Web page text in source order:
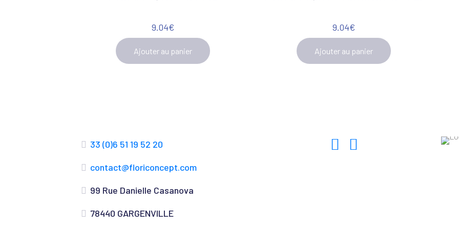
9.04€
Ajouter au panier
9.04€
Ajouter au panier
33 (0)6 51 19 52 20
contact@floriconcept.com
99 Rue Danielle Casanova
78440 GARGENVILLE